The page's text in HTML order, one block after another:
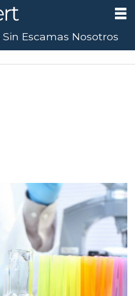
Sin Escamas Nosotros